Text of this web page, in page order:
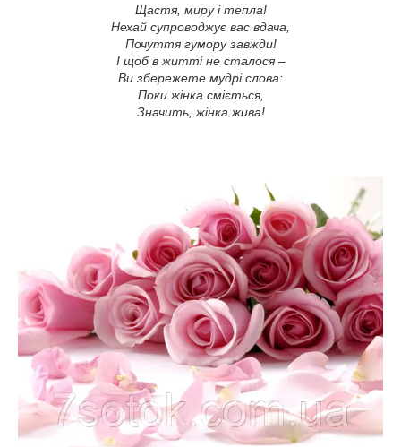
Щастя, миру і тепла!
Нехай супроводжує вас вдача,
Почуття гумору завжди!
І щоб в житті не сталося –
Ви збережете мудрі слова:
Поки жінка сміється,
Значить, жінка жива!